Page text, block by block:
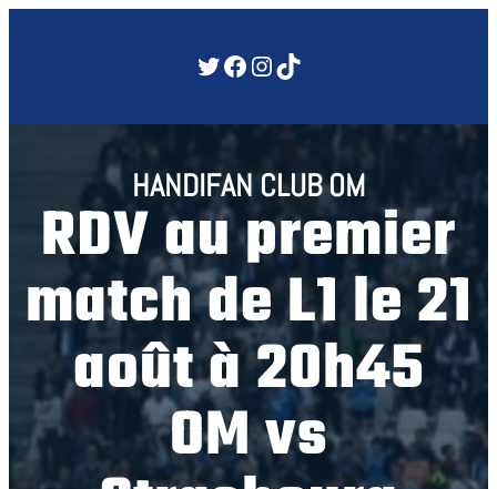
Twitter Facebook Instagram TikTok
HANDIFAN CLUB OM
RDV au premier
match de L1 le 21
août à 20h45
OM vs